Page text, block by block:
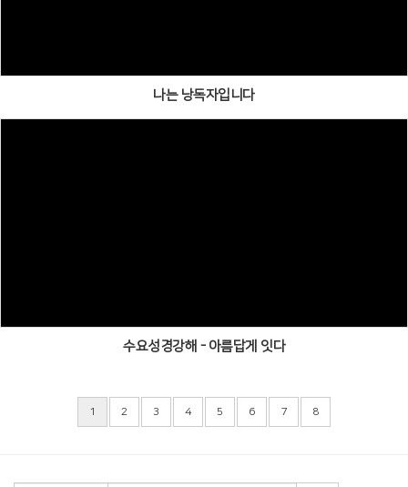
나는 낭독자입니다
수요성경강해 - 아름답게 잇다
1 2 3 4 5 6 7 8